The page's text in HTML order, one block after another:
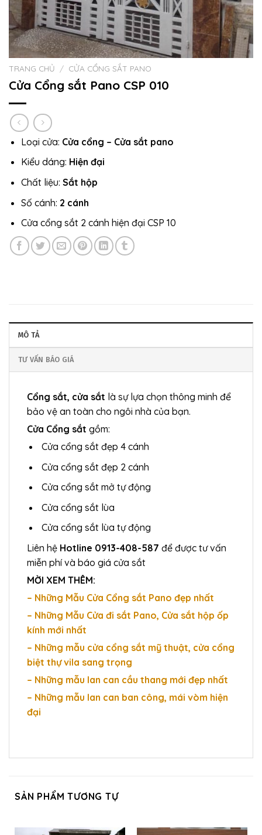
TRANG CHỦ / CỬA CỔNG SẮT PANO
Cửa Cổng sắt Pano CSP 010
Loại cửa: Cửa cổng – Cửa sắt pano
Kiểu dáng: Hiện đại
Chất liệu: Sắt hộp
Số cánh: 2 cánh
Cửa cổng sắt 2 cánh hiện đại CSP 10
MÔ TẢ
TƯ VẤN BÁO GIÁ
Cổng sắt, cửa sắt là sự lựa chọn thông minh để
bảo vệ an toàn cho ngôi nhà của bạn.
Cửa Cổng sắt gồm:
Cửa cổng sắt đẹp 4 cánh
Cửa cổng sắt đẹp 2 cánh
Cửa cổng sắt mở tự động
Cửa cổng sắt lùa
Cửa cổng sắt lùa tự động
Liên hệ Hotline 0913-408-587 để được tư vấn
miễn phí và báo giá cửa sắt
MỜI XEM THÊM:
– Những Mẫu Cửa Cổng sắt Pano đẹp nhất
– Những Mẫu Cửa đi sắt Pano, Cửa sắt hộp ốp
kính mới nhất
– Những mẫu cửa cổng sắt mỹ thuật, cửa cổng
biệt thự vila sang trọng
– Những mẫu lan can cầu thang mới đẹp nhất
– Những mẫu lan can ban công, mái vòm hiện
đại
SẢN PHẨM TƯƠNG TỰ